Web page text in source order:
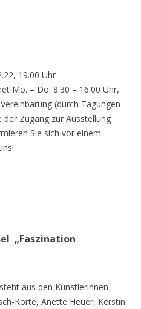
19.00 Uhr
Mo. – Do. 8.30 – 16.00 Uhr,
(durch Tagungen
Zugang zur Ausstellung
Sie sich vor einem
„Faszination
aus den Künstlerinnen
Korte, Anette Heuer, Kerstin